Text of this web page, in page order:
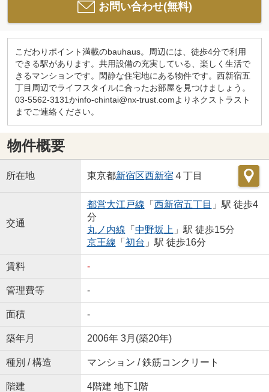
お問い合わせ(無料)
こだわりポイント満載のbauhaus。周辺には、徒歩4分で利用
できる駅があります。共用設備の充実している、楽しく生活で
きるマンションです。閑静な住宅地にある物件です。西新宿五
丁目周辺でライフスタイルに合ったお部屋を見つけましょう。
03-5562-3131かinfo-chintai@nx-trust.comよりネクストラスト
までご連絡ください。
物件概要
所在地 東京都新宿区西新宿 ４丁目
交通
都営大江戸線 「 西新宿五丁目 」駅 徒歩4
分
丸ノ内線 「 中野坂上 」駅 徒歩15分
京王線 「 初台 」駅 徒歩16分
賃料 -
管理費等 -
面積 -
築年月 2006年 3月(築20年)
種別 / 構造 マンション / 鉄筋コンクリート
階建 4階建 地下1階